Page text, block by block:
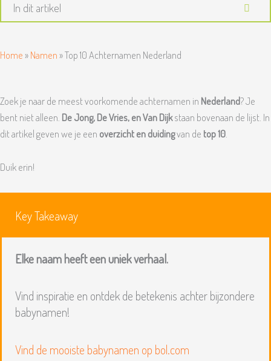
In dit artikel
Home»Namen»Top 10 Achternamen Nederland
Zoek je naar de meest voorkomende achternamen in Nederland? Je
bent niet alleen. De Jong, De Vries, en Van Dijkstaan bovenaan de lijst. In
dit artikel geven we je een overzicht en duidingvan de top 10
Duik erin!
Key Takeaway
Elke naam heeft een uniek verhaal.
Vind inspiratie en ontdek de betekenis achter bijzondere
babynamen!
Vind de mooiste babynamen op bol.com